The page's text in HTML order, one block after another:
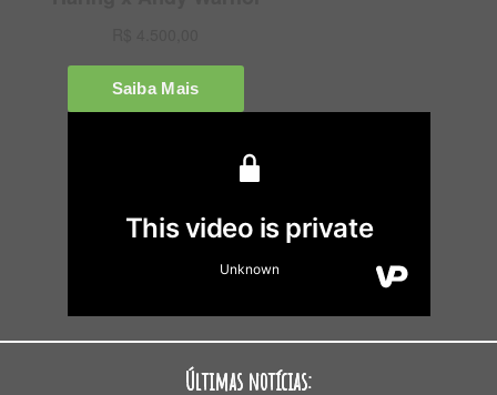
Últimas notícias: